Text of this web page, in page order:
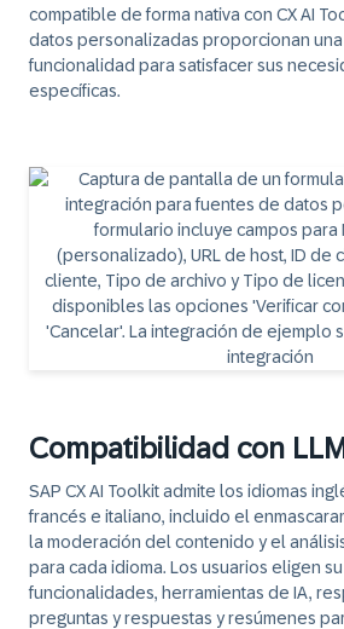
compatible de forma nativa con CX AI
datos personalizadas proporcionan
funcionalidad para satisfacer sus
específicas.
Compatibilidad con
SAP CX AI Toolkit admite los idiomas
francés e italiano, incluido el
la moderación del contenido y el
para cada idioma. Los usuarios eligen
funcionalidades, herramientas de IA,
preguntas y respuestas y resúmenes